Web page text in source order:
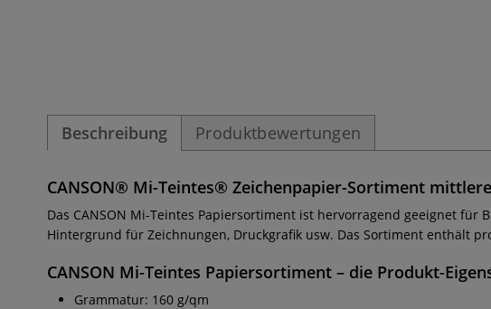
Beschreibung Produktbewertungen
CANSON® Mi-Teintes® Zeichenpapier-Sortiment
Das CANSON Mi-Teintes Papiersortiment ist hervorragend geeignet für
Hintergrund für Zeichnungen, Druckgrafik usw. Das Sortiment enthält
CANSON Mi-Teintes Papiersortiment – die Produkt-
Grammatur: 160 g/qm